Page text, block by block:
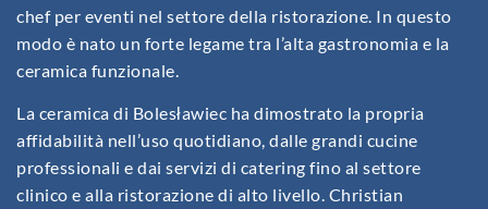
chef per eventi nel settore della ristorazione. In questo
modo è nato un forte legame tra l’alta gastronomia e la
ceramica funzionale.
La ceramica di Bolesławiec ha dimostrato la propria
affidabilità nell’uso quotidiano, dalle grandi cucine
professionali e dai servizi di catering fino al settore
clinico e alla ristorazione di alto livello. Christian